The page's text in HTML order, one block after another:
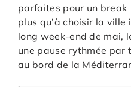
parfaites pour un break
plus qu’à choisir la
long week-end de mai,
une pause rythmée par
au bord de la